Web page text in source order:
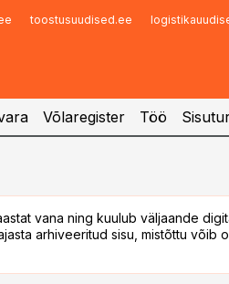
toostusuudised.ee
Võlaregister Töö
vana ning kuulub väljaande
arhiveeritud sisu, mistõttu võib